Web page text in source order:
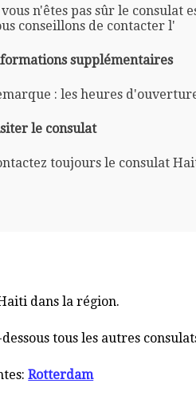
vous n'êtes pas sûr le consulat
conseillons de contacter l'
supplémentaires
: les heures
le consulat
toujours le consulat
dans la région.
tous les autres
Rotterdam